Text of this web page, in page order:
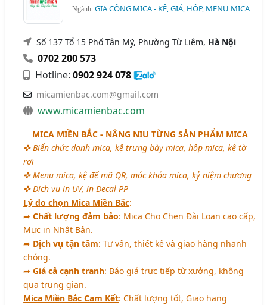
Ngành:GIA CÔNG MICA - KỆ, GIÁ, HỘP, MENU MICA
Số 137 Tổ 15 Phố Tân Mỹ, Phường Từ Liêm, Hà Nội
0702 200 573
Hotline:0902 924 078
micamienbac.com@gmail.com
www.micamienbac.com
MICA MIỀN BẮC - NÂNG NIU TỪNG SẢN PHẨM MICA
✜ Biển chức danh mica, kệ trưng bày mica, hộp mica, kệ tờ
rơi
✜ Menu mica, kệ để mã QR, móc khóa mica, kỷ niệm chương
✜ Dịch vụ in UV, in Decal PP
Lý do chọn Mica Miền Bắc:
➦Chất lượng đảm bảo: Mica Cho Chen Đài Loan cao cấp,
Mực in Nhật Bản.
➦ Dịch vụ tận tâm: Tư vấn, thiết kế và giao hàng nhanh
chóng.
➦Giá cả cạnh tranh: Báo giá trực tiếp từ xưởng, không
qua trung gian.
Mica Miền Bắc Cam Kết: Chất lượng tốt, Giao hang